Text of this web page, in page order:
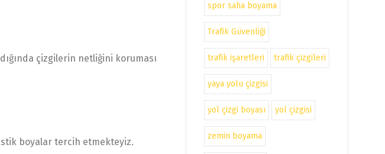
çizgilerin netliğini koruması
boyalar tercih etmekteyiz.
spor saha boyama
Trafik Güvenliği
trafik işaretleri trafik çizgileri
yaya yolu çizgisi
yol çizgi boyası yol çizgisi
zemin boyama